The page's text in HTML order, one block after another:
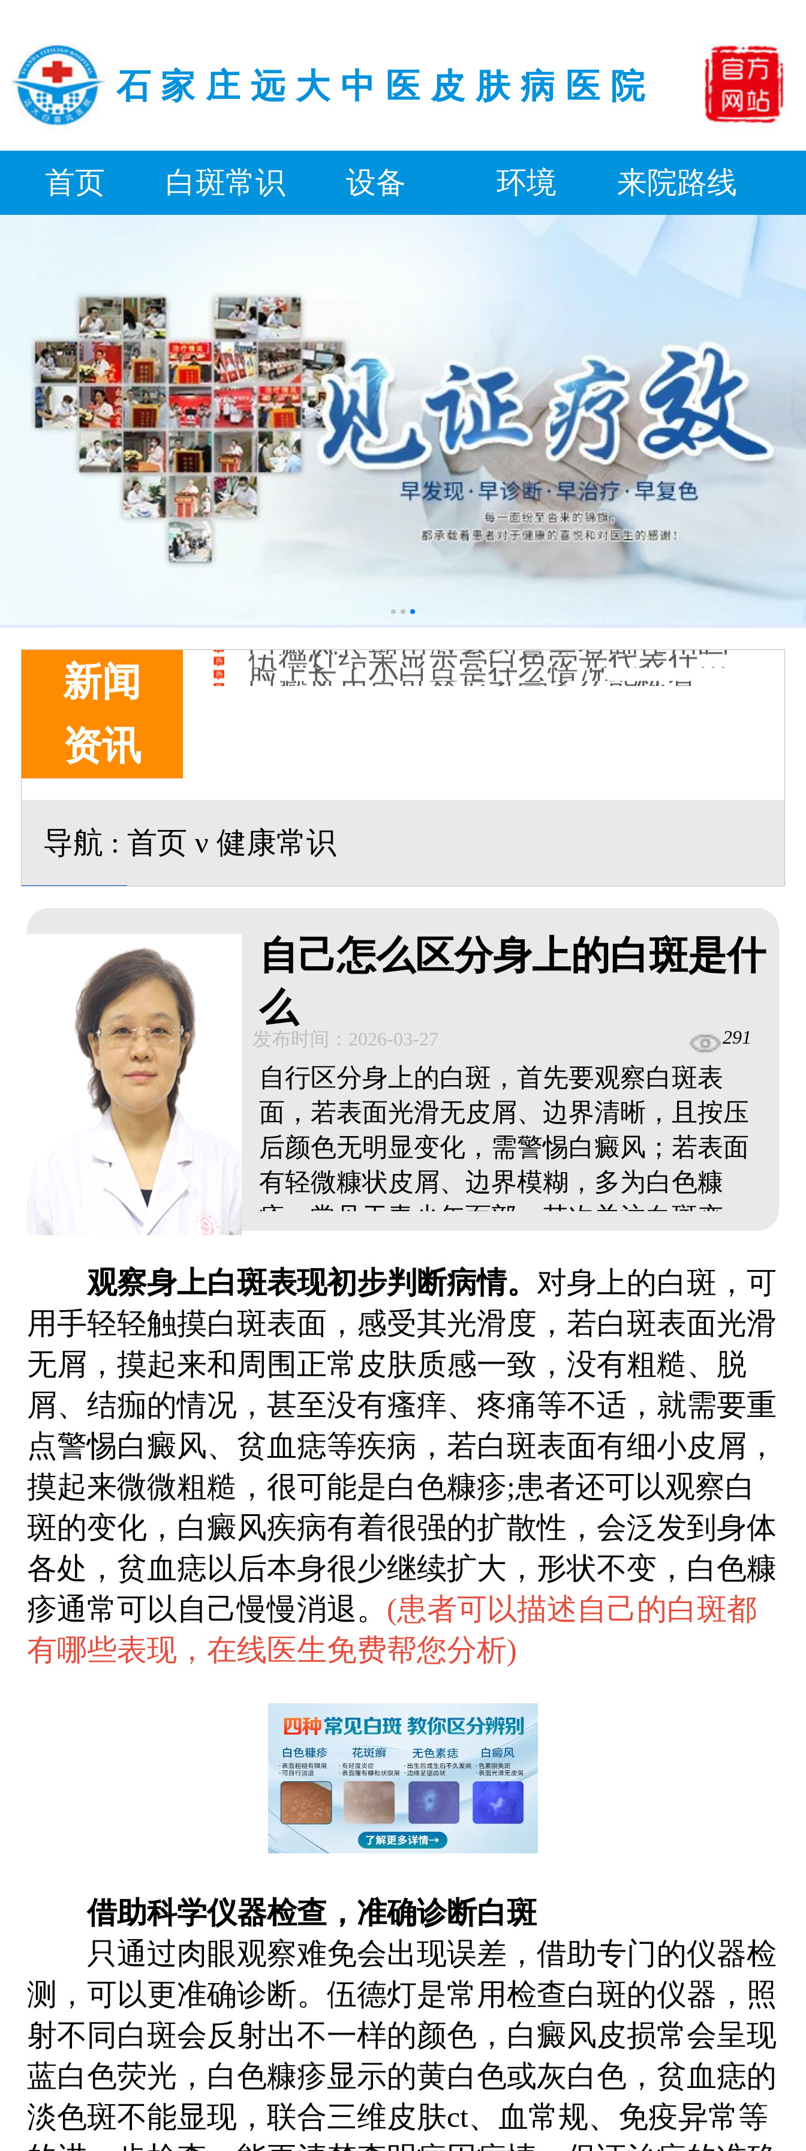
石家庄远大中医皮肤病医院
首页 白斑常识 设备 环境 来院路线
新闻
资讯
补骨脂泡酒真能治白癜风吗 有没有副作用
伍德灯下白斑比肉眼看到的更大正常吗
儿童下巴长小白点是什么原因
芦可替尼和他克莫司哪个治白癜风好
皮肤ct检测白斑对治疗有什么作用
白斑摸着光滑边界清晰有可能是哪种皮肤病
白癜风长期用激素药膏会有副作用吗
伍德灯结果显示亮白色荧光代表什么意思
脸上长了小白点是什么情况
白癜风用芦可替尼乳膏多久能恢复正常色
导航 : 首页 ν 健康常识
自己怎么区分身上的白斑是什
么
发布时间：2026-03-27 291
自行区分身上的白斑，首先要观察白斑表
面，若表面光滑无皮屑、边界清晰，且按压
后颜色无明显变化，需警惕白癜风；若表面
有轻微糠状皮屑、边界模糊，多为白色糠
疹，常见于青少年面部。其次关注白斑变
色从淡白色变为瓷白色；贫血痣白斑大小、
形状长期不变；白色糠疹通常可以自己慢慢
消退。需要注意的是，自行判断仅为初步参
考，准确区分需通过伍德灯、皮肤ct等科学检
查。其中白癜风危害性较大，需及时就医规
范治疗。...
观察身上白斑表现初步判断病情。 对身上的白斑，可
用手轻轻触摸白斑表面，感受其光滑度，若白斑表面光滑
无屑，摸起来和周围正常皮肤质感一致，没有粗糙、脱
屑、结痂的情况，甚至没有瘙痒、疼痛等不适，就需要重
点警惕白癜风、贫血痣等疾病，若白斑表面有细小皮屑，
摸起来微微粗糙，很可能是白色糠疹;患者还可以观察白
斑的变化，白癜风疾病有着很强的扩散性，会泛发到身体
各处，贫血痣以后本身很少继续扩大，形状不变，白色糠
疹通常可以自己慢慢消退。 (患者可以描述自己的白斑都
有哪些表现，在线医生免费帮您分析)
借助科学仪器检查，准确诊断白斑
只通过肉眼观察难免会出现误差，借助专门的仪器检
测，可以更准确诊断。伍德灯是常用检查白斑的仪器，照
射不同白斑会反射出不一样的颜色，白癜风皮损常会呈现
蓝白色荧光，白色糠疹显示的黄白色或灰白色，贫血痣的
淡色斑不能显现，联合三维皮肤ct、血常规、免疫异常等